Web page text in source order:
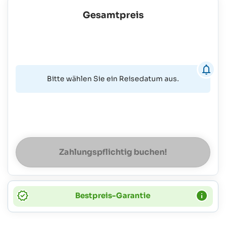
Gesamtpreis
Bitte wählen Sie ein Reisedatum aus.
Zahlungspflichtig buchen!
Bestpreis-Garantie